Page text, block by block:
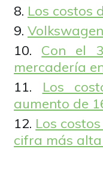
Los costos
Con el
mercadería
Los
aumento de
Los
cifra más alta